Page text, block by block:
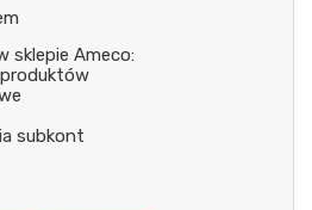
sklepie Ameco:
subkont